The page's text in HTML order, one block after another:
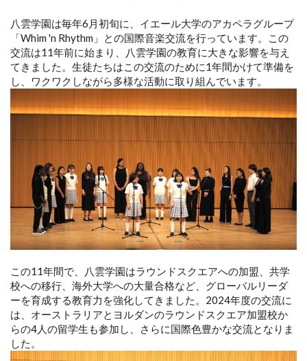
八雲学園は毎年6月初旬に、イエール大学のアカペラグループ
「Whim 'n Rhythm」との国際音楽交流を行っています。この
交流は11年前に始まり、八雲学園の教育に大きな影響を与え
てきました。生徒たちはこの交流のために1年間かけて準備を
し、ワクワクしながら多様な活動に取り組んでいます。
この11年間で、八雲学園はラウンドスクエアへの加盟、共学
校への移行、海外大学への大量合格など、グローバルリーダ
ーを育成する教育力を強化してきました。2024年度の交流に
は、オーストラリアとヨルダンのラウンドスクエア加盟校か
らの4人の留学生も参加し、さらに国際色豊かな交流となりま
した。